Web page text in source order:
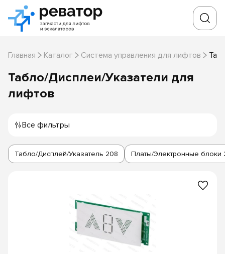
Главная Каталог Система управления для лифтов
Табло/Дисплеи/Указатели для
лифтов
Все фильтры
Табло/Дисплей/Указатель 208 Платы/Электронные блоки